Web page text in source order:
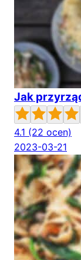
Jak
4.1 (22 ocen)
2023-03-21